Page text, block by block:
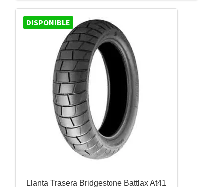
DISPONIBLE
Llanta Trasera Bridgestone Battlax At41